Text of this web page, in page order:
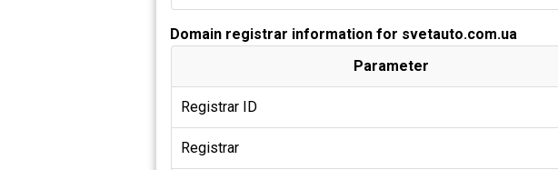
Domain registrar information for svetauto.com.ua
Parameter
Registrar ID
Registrar